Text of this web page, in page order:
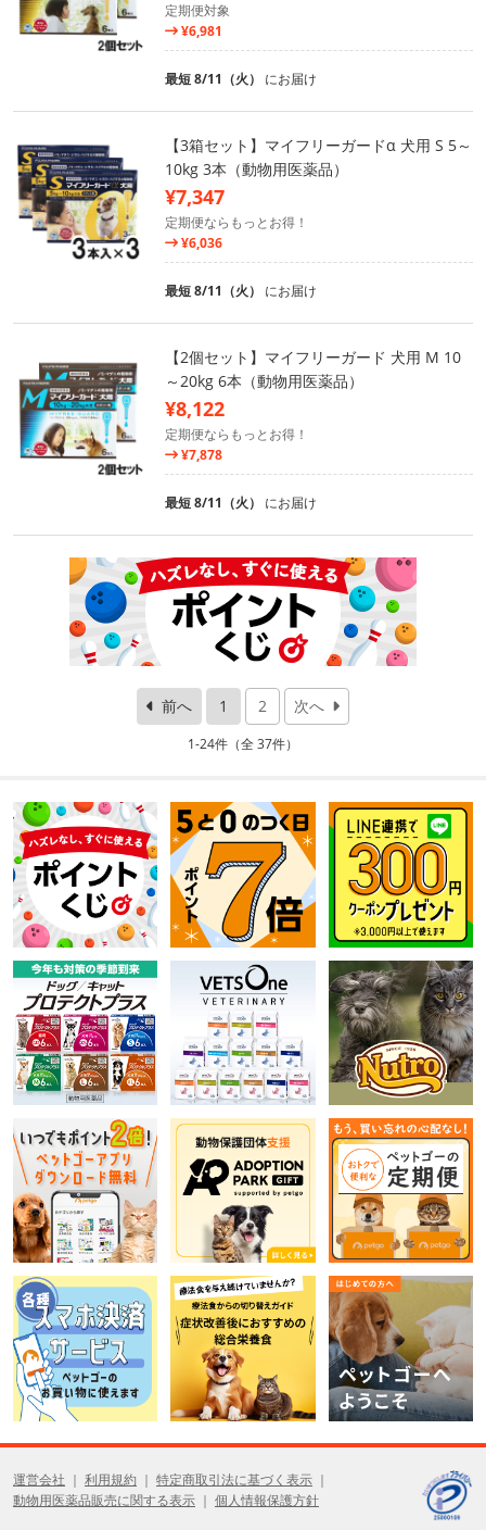
定期便対象
¥6,981
最短 8/11（火） にお届け
【3箱セット】マイフリーガードα 犬用 S 5～
10kg 3本（動物用医薬品）
¥7,347
定期便ならもっとお得！
¥6,036
最短 8/11（火） にお届け
【2個セット】マイフリーガード 犬用 M 10
～20kg 6本（動物用医薬品）
¥8,122
定期便ならもっとお得！
¥7,878
最短 8/11（火） にお届け
前へ 1 2 次へ
1-24件（全 37件）
運営会社 利用規約
特定商取引法に基づく表示
動物用医薬品販売に関する表示
個人情報保護方針